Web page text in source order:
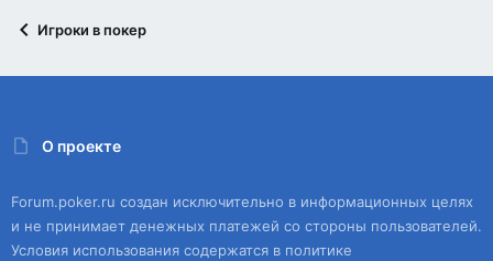
Игроки в покер
О проекте
Forum.poker.ru создан исключительно в информационных целях
и не принимает денежных платежей со стороны пользователей.
Условия использования содержатся в политике